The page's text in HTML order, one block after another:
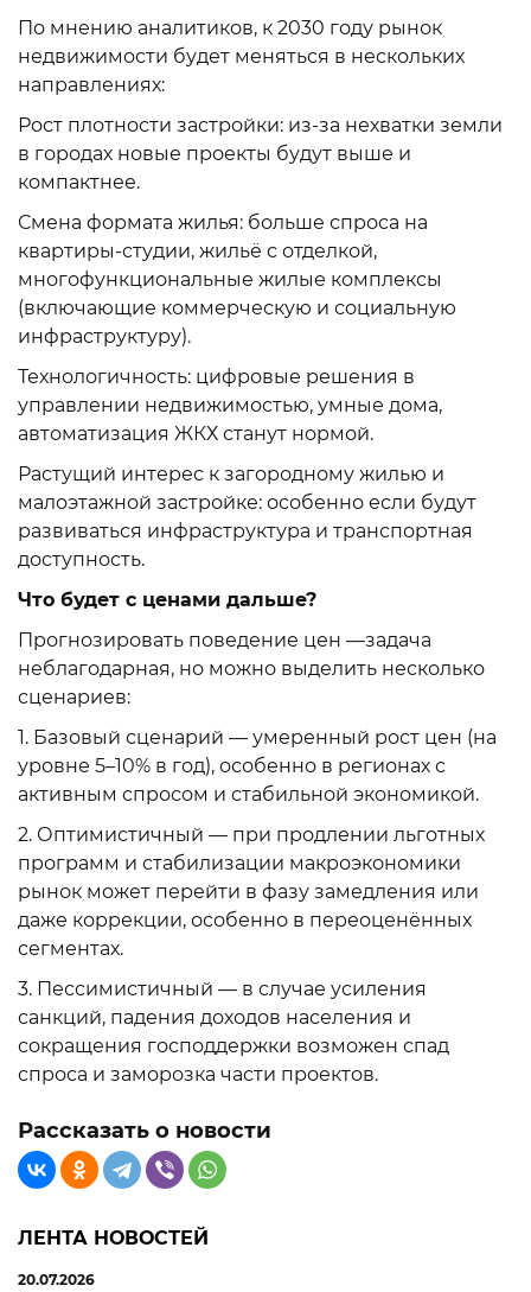
По мнению аналитиков, к 2030 году рынок
недвижимости будет меняться в нескольких
направлениях:
Рост плотности застройки: из-за нехватки земли
в городах новые проекты будут выше и
компактнее.
Смена формата жилья: больше спроса на
квартиры-студии, жильё с отделкой,
многофункциональные жилые комплексы
(включающие коммерческую и социальную
инфраструктуру).
Технологичность: цифровые решения в
управлении недвижимостью, умные дома,
автоматизация ЖКХ станут нормой.
Растущий интерес к загородному жилью и
малоэтажной застройке: особенно если будут
развиваться инфраструктура и транспортная
доступность.
Что будет с ценами дальше?
Прогнозировать поведение цен —задача
неблагодарная, но можно выделить несколько
сценариев:
1. Базовый сценарий — умеренный рост цен (на
уровне 5–10% в год), особенно в регионах с
активным спросом и стабильной экономикой.
2. Оптимистичный — при продлении льготных
программ и стабилизации макроэкономики
рынок может перейти в фазу замедления или
даже коррекции, особенно в переоценённых
сегментах.
3. Пессимистичный — в случае усиления
санкций, падения доходов населения и
сокращения господдержки возможен спад
спроса и заморозка части проектов.
Рассказать о новости
ЛЕНТА НОВОСТЕЙ
20.07.2026